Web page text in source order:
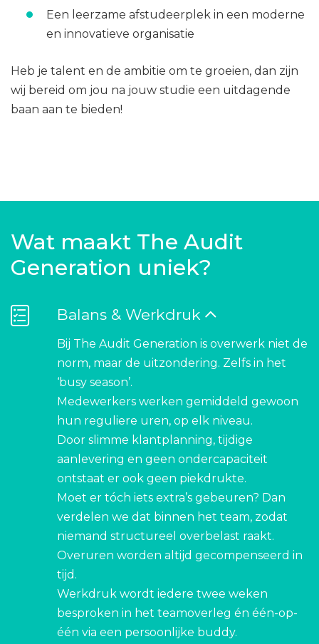
Een leerzame afstudeerplek in een moderne
en innovatieve organisatie
Heb je talent en de ambitie om te groeien, dan zijn
wij bereid om jou na jouw studie een uitdagende
baan aan te bieden!
Wat maakt The Audit
Generation uniek?
Balans & Werkdruk
Bij The Audit Generation is overwerk niet de
norm, maar de uitzondering. Zelfs in het
‘busy season’.
Medewerkers werken gemiddeld gewoon
hun reguliere uren, op elk niveau.
Door slimme klantplanning, tijdige
aanlevering en geen ondercapaciteit
ontstaat er ook geen piekdrukte.
Moet er tóch iets extra’s gebeuren? Dan
verdelen we dat binnen het team, zodat
niemand structureel overbelast raakt.
Overuren worden altijd gecompenseerd in
tijd.
Werkdruk wordt iedere twee weken
besproken in het teamoverleg én één-op-
één via een persoonlijke buddy.